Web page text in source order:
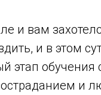
и вам
и в этом
этап
и